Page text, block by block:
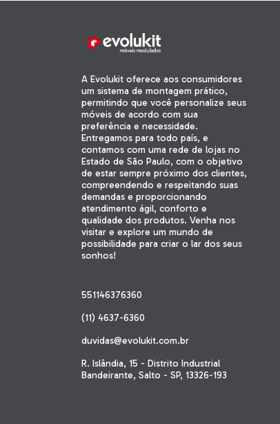
A Evolukit oferece aos consumidores
um sistema de montagem prático,
permitindo que você personalize seus
móveis de acordo com sua
preferência e necessidade.
Entregamos para todo país, e
contamos com uma rede de lojas no
Estado de São Paulo, com o objetivo
de estar sempre próximo dos clientes,
compreendendo e respeitando suas
demandas e proporcionando
atendimento ágil, conforto e
qualidade dos produtos. Venha nos
visitar e explore um mundo de
possibilidade para criar o lar dos seus
sonhos!
551146376360
(11) 4637-6360
duvidas@evolukit.com.br
R. Islândia, 15 - Distrito Industrial
Bandeirante, Salto - SP, 13326-193